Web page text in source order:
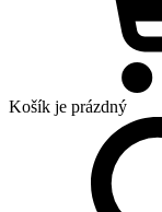
Košík je prázdný